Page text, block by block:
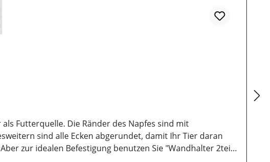
Futterquelle. Die Ränder des Napfes sind mit
sind alle Ecken abgerundet, damit Ihr Tier daran
zur idealen Befestigung benutzen Sie "Wandhalter 2teil.